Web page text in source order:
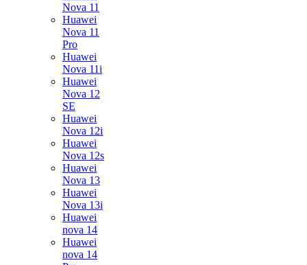
Nova 11
Huawei
Nova 11
Pro
Huawei
Nova 11i
Huawei
Nova 12
SE
Huawei
Nova 12i
Huawei
Nova 12s
Huawei
Nova 13
Huawei
Nova 13i
Huawei
nova 14
Huawei
nova 14